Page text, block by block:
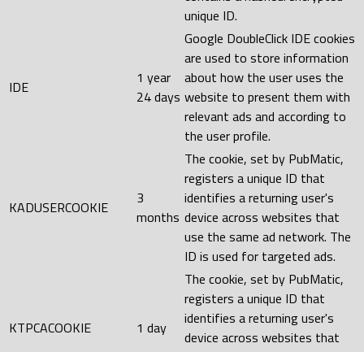
unique ID.
IDE
1 year
24 days
Google DoubleClick IDE cookies
are used to store information
about how the user uses the
website to present them with
relevant ads and according to
the user profile.
KADUSERCOOKIE
3
months
The cookie, set by PubMatic,
registers a unique ID that
identifies a returning user's
device across websites that
use the same ad network. The
ID is used for targeted ads.
KTPCACOOKIE 1 day
The cookie, set by PubMatic,
registers a unique ID that
identifies a returning user's
device across websites that